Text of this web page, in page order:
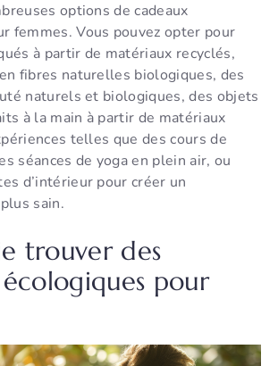
options de cadeaux
femmes. Vous pouvez opter pour
à partir de matériaux recyclés,
fibres naturelles biologiques, des
naturels et biologiques, des objets
à la main à partir de matériaux
telles que des cours de
séances de yoga en plein air, ou
d’intérieur pour créer un
sain.
trouver des
pour